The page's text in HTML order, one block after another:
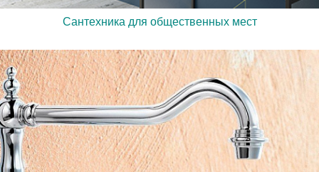
Сантехника для общественных мест